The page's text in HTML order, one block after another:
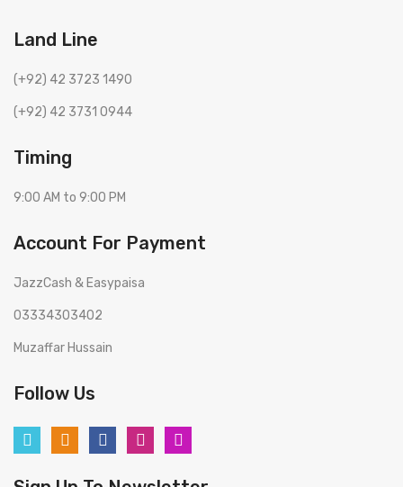
Land Line
(+92) 42 3723 1490
(+92) 42 3731 0944
Timing
9:00 AM to 9:00 PM
Account For Payment
JazzCash & Easypaisa
03334303402
Muzaffar Hussain
Follow Us